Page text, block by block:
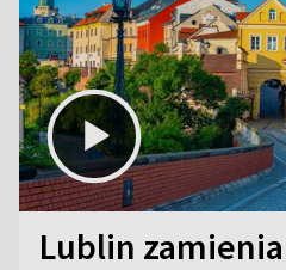
Lublin